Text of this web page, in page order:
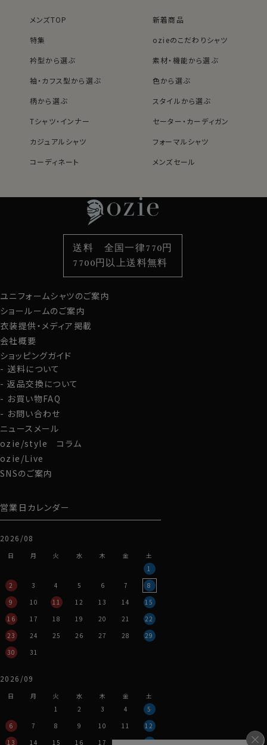
メンズTOP
新着商品
特集
ozieのこだわりシャツ
衿型から選ぶ
素材・機能から選ぶ
袖・カフス型から選ぶ
色から選ぶ
柄から選ぶ
スタイルから選ぶ
Tシャツ・インナー
セーター・カーディガン
カジュアルシャツ
フォーマルシャツ
コーディネート
メンズセール
袖・カフス型から選ぶ
色から選ぶ
柄から選ぶ
スタイルから選ぶ
カジュアルシャツ
定番シャツ
カフスボタン
サスペンダー
財布・名刺入れ
バッグ
ストール・マフラー
グローブ
ユニフォームシャツのご案内
ショールームのご案内
衣装提供・メディア掲載
会社概要
ショッピングガイド
送料について
返品交換について
お買い物FAQ
お問い合わせ
ニュースメール
ozie/style コラム
ozie/Live
SNSのご案内
営業日カレンダー
2026/08
日 月 火 水 木 金
土
1
2
3 4 5 6 7
8
9
10 11 12 13 14
15
16
17 18 19 20 21
22
23
24 25 26 27 28
29
30
31
2026/09
日 月 火 水 木 金
土
1
2 3 4
5
6
7 8 9 10 11
12
13
14 15 16 17 18 19
送料 全国一律770円
7700円以上送料無料